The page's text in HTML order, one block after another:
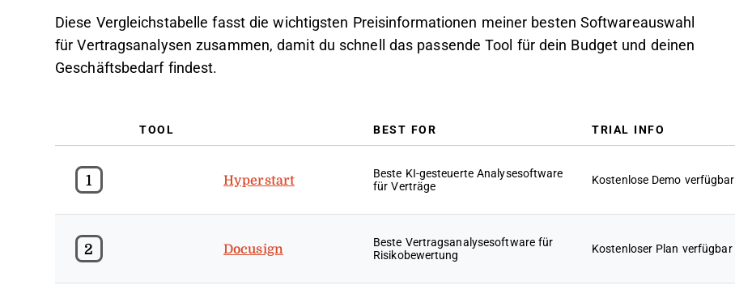
Diese Vergleichstabelle fasst die wichtigsten Preisinformationen meiner besten Softwareauswahl
für Vertragsanalysen zusammen, damit du schnell das passende Tool für dein Budget und deinen
Geschäftsbedarf findest.
TOOL BEST FOR TRIAL INFO
1 Hyperstart
Beste KI-gesteuerte Analysesoftware
für Verträge
Kostenlose Demo verfügbar
2 Docusign
Beste Vertragsanalysesoftware für
Risikobewertung
Kostenloser Plan verfügbar